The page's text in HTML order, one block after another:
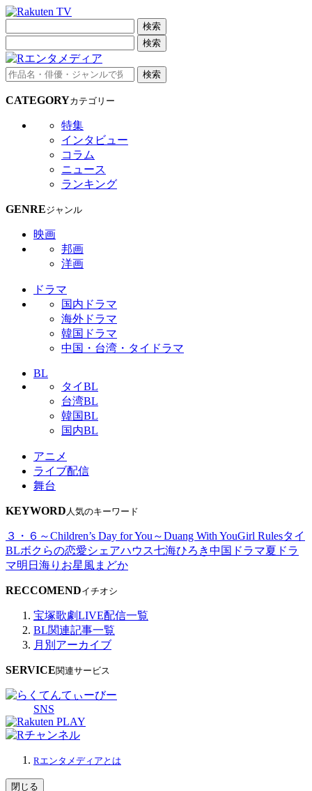
検索
検索
検索
CATEGORYカテゴリー
特集
インタビュー
コラム
ニュース
ランキング
GENREジャンル
映画
邦画
洋画
ドラマ
国内ドラマ
海外ドラマ
韓国ドラマ
中国・台湾・タイドラマ
BL
タイBL
台湾BL
韓国BL
国内BL
アニメ
ライブ配信
舞台
KEYWORD 人気のキーワード
３・６～Children’s Day for You～Duang With YouGirl Rulesタイ
BLボクらの恋愛シェアハウス七海ひろき中国ドラマ夏ドラ
マ明日海りお星風まどか
RECCOMENDイチオシ
宝塚歌劇LIVE配信一覧
BL関連記事一覧
月別アーカイブ
SERVICE関連サービス
SNS
Rエンタメディアとは
閉じる